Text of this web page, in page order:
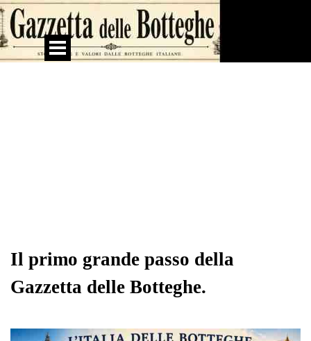
Vai ai contenuti
Salta menù
Il primo grande passo della
Gazzetta delle Botteghe.